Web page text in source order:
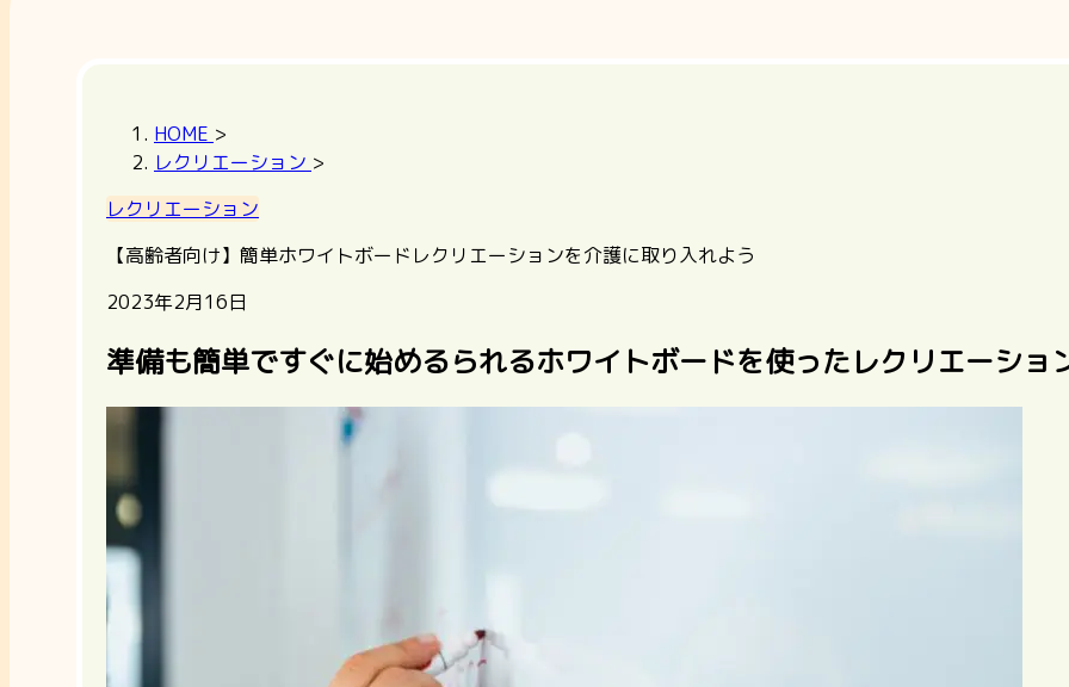
HOME >
レクリエーション >
レクリエーション
【高齢者向け】簡単ホワイトボードレクリエーションを介護に取り入れよう
2023年2月16日
準備も簡単ですぐに始めるられるホワイトボードを使ったレクリエーショ